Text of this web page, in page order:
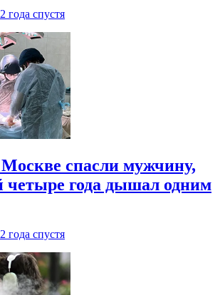
2 года спустя
спасли мужчину,
четыре года дышал одним
2 года спустя